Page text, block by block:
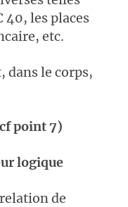
40, les places
etc.
dans le corps,
point 7)
logique
de